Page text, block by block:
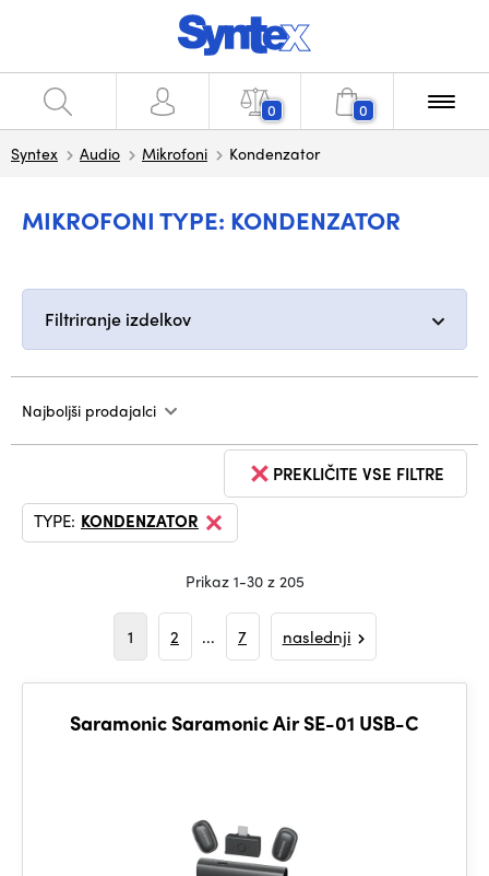
0 0
Syntex Audio Mikrofoni Kondenzator
MIKROFONI TYPE: KONDENZATOR
Filtriranje izdelkov
Najboljši prodajalci
PREKLIČITE VSE FILTRE
TYPE: KONDENZATOR
Prikaz 1-30 z 205
1 2 ... 7 naslednji
Saramonic Saramonic Air SE-01 USB-C